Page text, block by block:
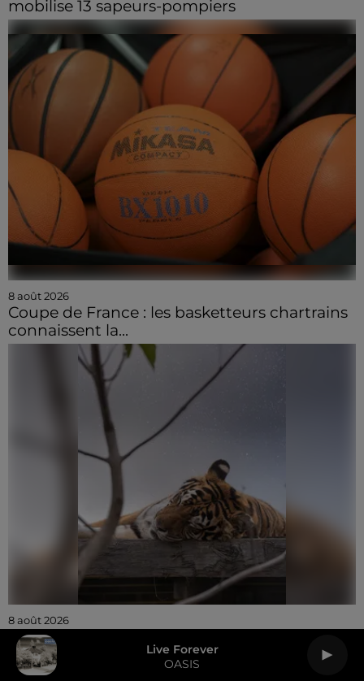
Live Forever
OASIS
mobilise 13 sapeurs-pompiers
8 août 2026
Coupe de France : les basketteurs chartrains
connaissent la...
8 août 2026
Trois nocturnes en août au Refuge La
Tanière